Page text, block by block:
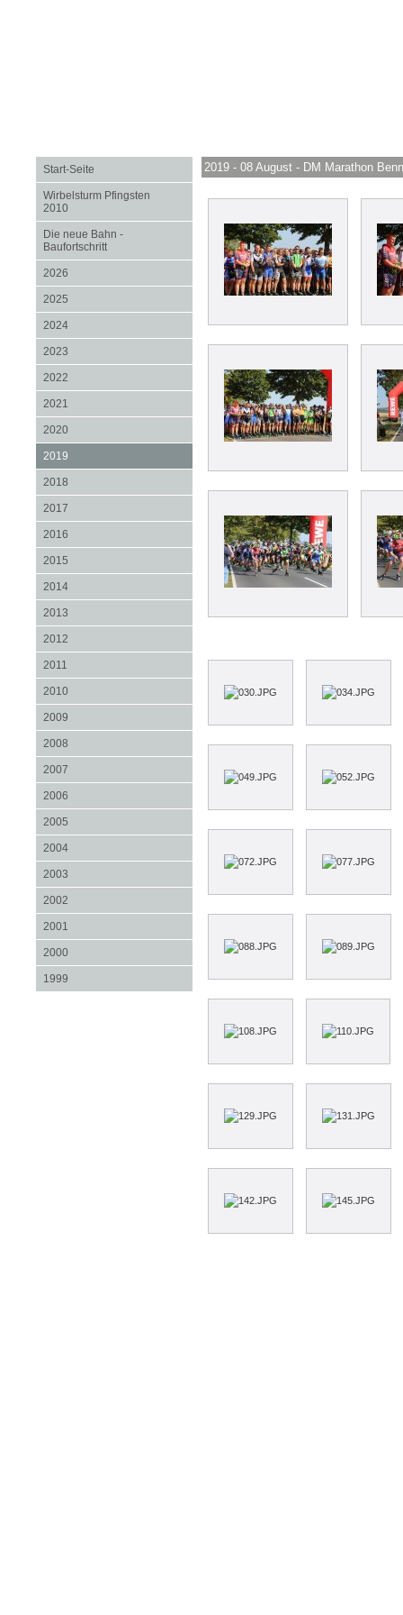
Start-Seite
Wirbelsturm Pfingsten
2010
Die neue Bahn -
Baufortschritt
2026
2025
2024
2023
2022
2021
2020
2019
2018
2017
2016
2015
2014
2013
2012
2011
2010
2009
2008
2007
2006
2005
2004
2003
2002
2001
2000
1999
2019 - 08 August - DM Marathon